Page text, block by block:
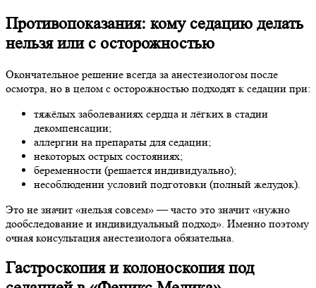
Противопоказания: кому седацию делать
нельзя или с осторожностью
Окончательное решение всегда за анестезиологом после
осмотра, но в целом с осторожностью подходят к седации при:
тяжёлых заболеваниях сердца и лёгких в стадии
декомпенсации;
аллергии на препараты для седации;
некоторых острых состояниях;
беременности (решается индивидуально);
несоблюдении условий подготовки (полный желудок).
Это не значит «нельзя совсем» — часто это значит «нужно
дообследование и индивидуальный подход». Именно поэтому
очная консультация анестезиолога обязательна.
Гастроскопия и колоноскопия под